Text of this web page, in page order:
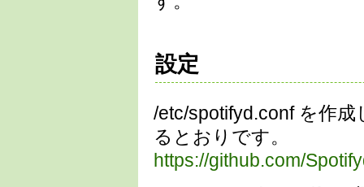
設定
/etc/spotifyd.conf を作
るとおりです。
https://github.com/